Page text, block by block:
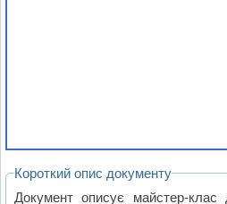
Короткий опис документу
Документ описує майстер-клас